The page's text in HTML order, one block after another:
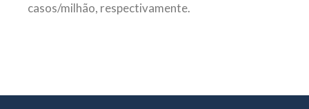
casos/milhão, respectivamente.